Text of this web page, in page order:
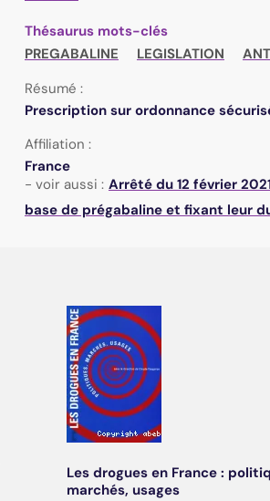
Thésaurus mots-clés
PREGABALINE
LEGISLATION
Résumé :
Prescription sur ordonnance
Affiliation :
France
- voir aussi : Arrêté du 12 février
base de prégabaline et fixant leur
Les drogues en France :
marchés, usages